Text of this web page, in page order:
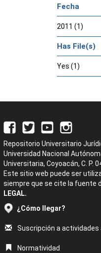
Fecha
2011 (1)
Has File(s)
Yes (1)
Repositorio Universitario
Universidad Nacional
Universitaria, Coyoacán, C. P.
Este sitio web puede ser
siempre que se cite la fuente
LEGAL.
¿Cómo llegar?
Suscripción a
Normatividad